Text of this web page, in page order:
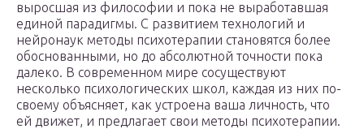
выросшая из философии и пока не выработавшая
единой парадигмы. С развитием технологий и
нейронаук методы психотерапии становятся более
обоснованными, но до абсолютной точности пока
далеко. В современном мире сосуществуют
несколько психологических школ, каждая из них по-
своему объясняет, как устроена ваша личность, что
ей движет, и предлагает свои методы психотерапии.